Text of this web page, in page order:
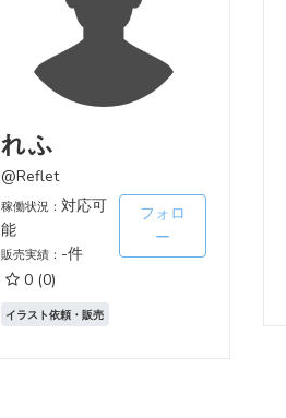
れふ
@Reflet
稼働状況：対応可
能
販売実績： -件
0 (0)
フォロ
ー
イラスト依頼・販売